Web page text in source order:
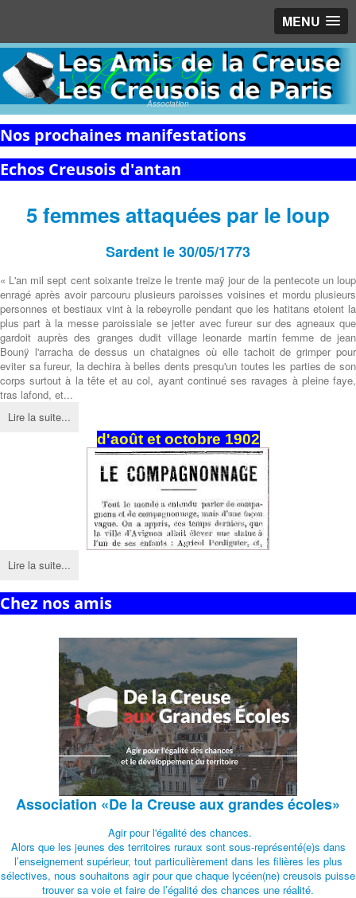
MENU
Association
Nos prochaines manifestations
Echos Creusois d'antan
5 femmes attaquées par le loup
Sardent le 30/05/1773
« L'an mil sept cent soixante treize le trente maÿ jour de la pentecote un loup
enragé après avoir parcouru plusieurs paroisses voisines et mordu plusieurs
personnes et bestiaux vint à la rebeyrolle pendant que les hatitans etoient la
plus part à la messe paroissiale se jetter avec fureur sur des agneaux que
gardoit auprès des granges dudit village leonarde martin femme de jean
Bounÿ l'arracha de dessus un chataignes où elle tachoit de grimper pour
eviter sa fureur, la dechira à belles dents presqu'un toutes les parties de son
corps surtout à la tête et au col, ayant continué ses ravages à pleine faye,
tras lafond, et...
Lire la suite...
d'août et octobre 1902
Lire la suite...
Chez nos amis
Association «De la Creuse aux grandes écoles»
Agir pour l'égalité des chances.
Alors que les jeunes des territoires ruraux sont sous-représenté(e)s dans
l’enseignement supérieur, tout particulièrement dans les filières les plus
sélectives, nous souhaitons agir pour que chaque lycéen(ne) creusois puisse
trouver sa voie et faire de l’égalité des chances une réalité.